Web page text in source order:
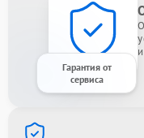
Гарантия от
сервиса